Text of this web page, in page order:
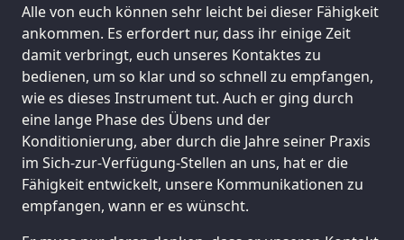
Alle von euch können sehr leicht bei dieser Fähigkeit
ankommen. Es erfordert nur, dass ihr einige Zeit
damit verbringt, euch unseres Kontaktes zu
bedienen, um so klar und so schnell zu empfangen,
wie es dieses Instrument tut. Auch er ging durch
eine lange Phase des Übens und der
Konditionierung, aber durch die Jahre seiner Praxis
im Sich-zur-Verfügung-Stellen an uns, hat er die
Fähigkeit entwickelt, unsere Kommunikationen zu
empfangen, wann er es wünscht.